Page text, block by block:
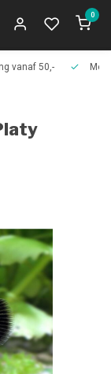
0
vanaf 50,-